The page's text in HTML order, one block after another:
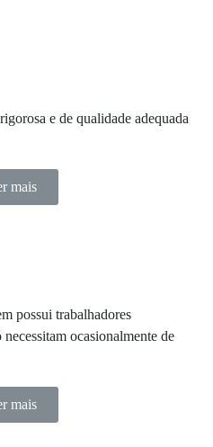
e de qualidade adequada
mais
possui trabalhadores
ocasionalmente de
mais